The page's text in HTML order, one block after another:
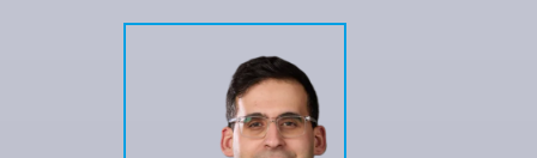
PRODUCTIVE EN EUROPE.
Six trieurs intégrés pour un tri de bout